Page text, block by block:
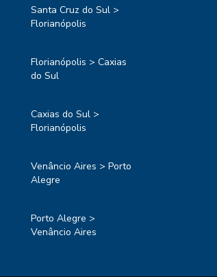
Santa Cruz do Sul >
Florianópolis
Florianópolis > Caxias
do Sul
Caxias do Sul >
Florianópolis
Venâncio Aires > Porto
Alegre
Porto Alegre >
Venâncio Aires